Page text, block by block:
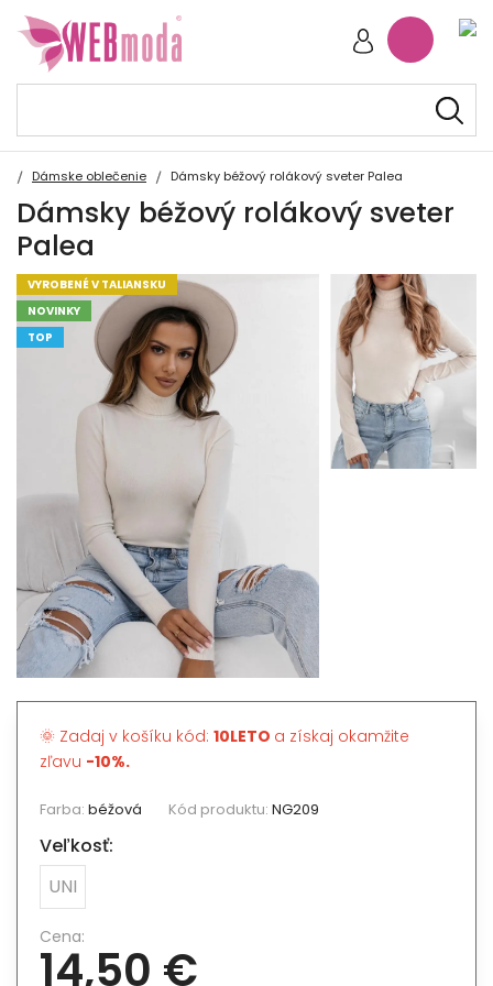
Dámske oblečenie Dámsky béžový rolákový sveter Palea
Dámsky béžový rolákový sveter
Palea
VYROBENÉ V TALIANSKU
NOVINKY
TOP
🌞 Zadaj v košíku kód: 10LETO a získaj okamžite
zľavu -10%.
Farba: béžová Kód produktu: NG209
Veľkosť:
UNI
Cena:
14,50 €